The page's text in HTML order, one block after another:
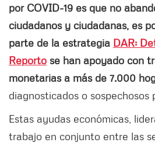
por COVID-19 es que no
ciudadanos y ciudadanas, es
parte de la estrategia DAR:
Reporto se han apoyado con
monetarias a más de 7.000
diagnosticados o sospechosos
Estas ayudas económicas,
trabajo en conjunto entre las